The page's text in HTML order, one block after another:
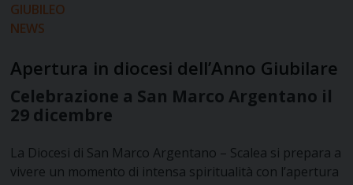
GIUBILEO
NEWS
Apertura in diocesi dell’Anno Giubilare
Celebrazione a San Marco Argentano il
29 dicembre
La Diocesi di San Marco Argentano – Scalea si prepara a
vivere un momento di intensa spiritualità con l’apertura